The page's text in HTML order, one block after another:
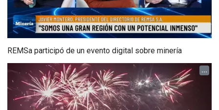
REMSa participó de un evento digital sobre minería
...